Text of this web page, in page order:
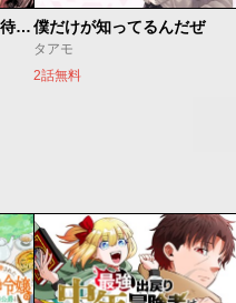
今夜もシリアルキラーと待ち合わせ僕だけが知ってるんだぜ
タアモ
2話無料